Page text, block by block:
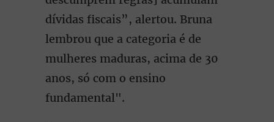
dívidas fiscais”, alertou. Bruna
lembrou que a categoria é de
mulheres maduras, acima de 30
anos, só com o ensino
fundamental".